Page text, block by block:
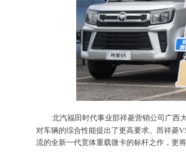
北汽福田时代事业部祥菱营销公司 广西
对车辆的综合性能提出了更高要求。而祥菱
流的全新一代宽体重载微卡的标杆之作 ，更